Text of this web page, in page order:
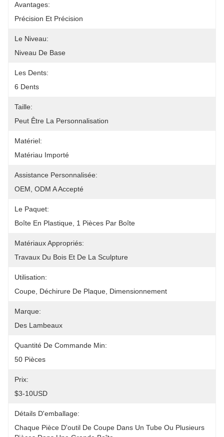
Avantages:
Précision Et Précision
Le Niveau:
Niveau De Base
Les Dents:
6 Dents
Taille:
Peut Être La Personnalisation
Matériel:
Matériau Importé
Assistance Personnalisée:
OEM, ODM A Accepté
Le Paquet:
Boîte En Plastique, 1 Pièces Par Boîte
Matériaux Appropriés:
Travaux Du Bois Et De La Sculpture
Utilisation:
Coupe, Déchirure De Plaque, Dimensionnement
Marque:
Des Lambeaux
Quantité De Commande Min:
50 Pièces
Prix:
$3-10USD
Détails D'emballage:
Chaque Pièce D'outil De Coupe Dans Un Tube Ou Plusieurs